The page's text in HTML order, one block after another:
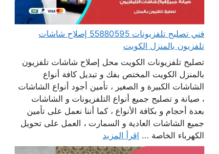
فني تصليح تلفزيونات 55880595 إصلاح شاشات
تلفزيون بالمنزل الكويت
تصليح تلفزيونات الكويت محل إصلاح شاشات تلفزيون
بالمنزل الكويت المختص بفك و تبديل كافة أنواع
الشاشات الكبيرة و الصغير ، تأمين أجود أنواع الشاشات
، صيانة و تصليح جميع أنواع التلفزيونات و الشاشات
بعدة أحجام و بكافة الأنواع ، كما أننا نعمل على تأمين
جميع الشاشات العادية و السمارت ، العمل على تحويل
الكهرباء الخاصة ... اقرأ المزيد